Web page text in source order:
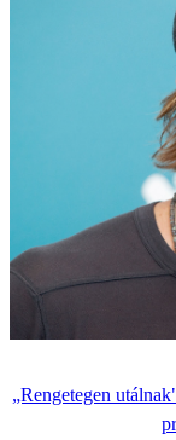
„Rengetegen